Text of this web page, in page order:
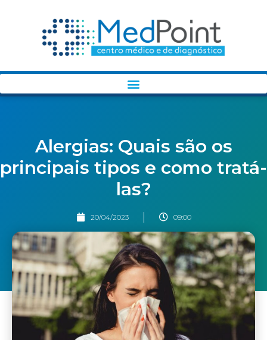
Alergias: Quais são os
principais tipos e como tratá-
las?
20/04/2023 09:00